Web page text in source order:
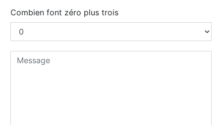
Combien font zéro plus trois